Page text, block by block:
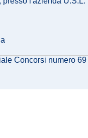
Concorsi numero